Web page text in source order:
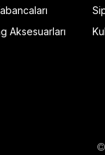
Aksesuarları
©